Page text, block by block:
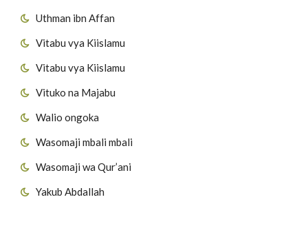
Uthman ibn Affan
Vitabu vya Kiislamu
Vitabu vya Kiislamu
Vituko na Majabu
Walio ongoka
Wasomaji mbali mbali
Wasomaji wa Qur’ani
Yakub Abdallah